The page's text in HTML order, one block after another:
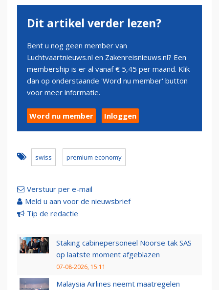
Dit artikel verder lezen?
Bent u nog geen member van
Luchtvaartnieuws.nl en Zakenreisnieuws.nl? Een
membership is er al vanaf € 5,45 per maand. Klik
dan op onderstaande 'Word nu member' button
voor meer informatie.
Word nu member Inloggen
swiss premium economy
Verstuur per e-mail
Meld u aan voor de nieuwsbrief
Tip de redactie
Staking cabinepersoneel Noorse tak SAS
op laatste moment afgeblazen
07-08-2026, 15:11
Malaysia Airlines neemt maatregelen